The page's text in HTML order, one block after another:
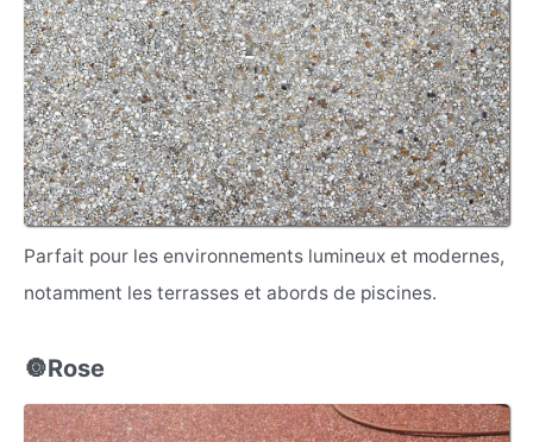
Parfait pour les environnements lumineux et modernes,
notamment les terrasses et abords de piscines.
🔘Rose